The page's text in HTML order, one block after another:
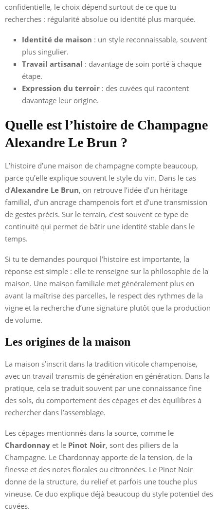
confidentielle, le choix dépend surtout de ce que tu
recherches : régularité absolue ou identité plus marquée.
Identité de maison : un style reconnaissable, souvent
plus singulier.
Travail artisanal : davantage de soin porté à chaque
étape.
Expression du terroir : des cuvées qui racontent
davantage leur origine.
Quelle est l’histoire de Champagne
Alexandre Le Brun ?
L’histoire d’une maison de champagne compte beaucoup,
parce qu’elle explique souvent le style du vin. Dans le cas
d’Alexandre Le Brun, on retrouve l’idée d’un héritage
familial, d’un ancrage champenois fort et d’une transmission
de gestes précis. Sur le terrain, c’est souvent ce type de
continuité qui permet de bâtir une identité stable dans le
temps.
Si tu te demandes pourquoi l’histoire est importante, la
réponse est simple : elle te renseigne sur la philosophie de la
maison. Une maison familiale met généralement plus en
avant la maîtrise des parcelles, le respect des rythmes de la
vigne et la recherche d’une signature plutôt que la production
de volume.
Les origines de la maison
La maison s’inscrit dans la tradition viticole champenoise,
avec un travail transmis de génération en génération. Dans la
pratique, cela se traduit souvent par une connaissance fine
des sols, du comportement des cépages et des équilibres à
rechercher dans l’assemblage.
Les cépages mentionnés dans la source, comme le
Chardonnay et le Pinot Noir, sont des piliers de la
Champagne. Le Chardonnay apporte de la tension, de la
finesse et des notes florales ou citronnées. Le Pinot Noir
donne de la structure, du relief et parfois une touche plus
vineuse. Ce duo explique déjà beaucoup du style potentiel des
cuvées.